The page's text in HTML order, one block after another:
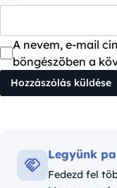
A nevem, e-mail
böngészőben a
Legyünk
Fedezd fel